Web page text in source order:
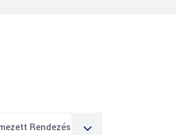
Rendezés